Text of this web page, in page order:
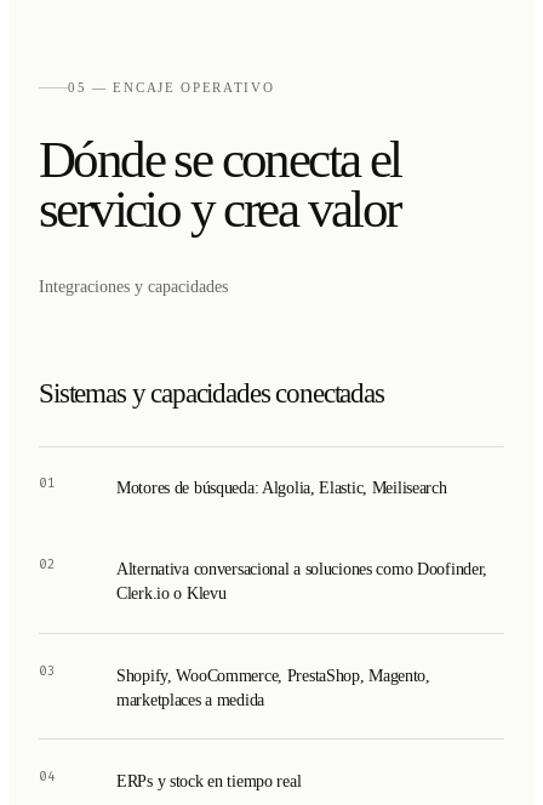
05 — ENCAJE OPERATIVO
Dónde se conecta el
servicio y crea valor
Integraciones y capacidades
Sistemas y capacidades conectadas
01 Motores de búsqueda: Algolia, Elastic, Meilisearch
02
Alternativa conversacional a soluciones como Doofinder,
Clerk.io o Klevu
03
Shopify, WooCommerce, PrestaShop, Magento,
marketplaces a medida
04 ERPs y stock en tiempo real